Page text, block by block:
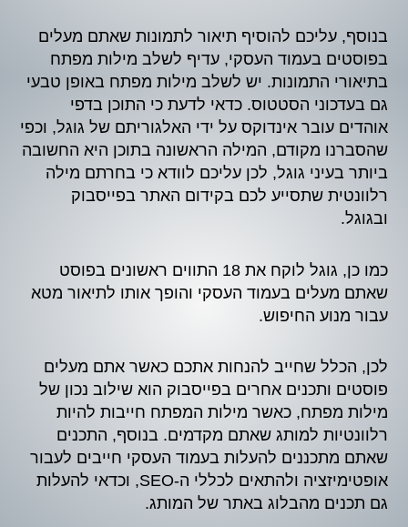
בנוסף, עליכם להוסיף תיאור לתמונות שאתם מעלים
בפוסטים בעמוד העסקי, עדיף לשלב מילות מפתח
בתיאורי התמונות. יש לשלב מילות מפתח באופן טבעי
גם בעדכוני הסטטוס. כדאי לדעת כי התוכן בדפי
אוהדים עובר אינדוקס על ידי האלגוריתם של גוגל, וכפי
שהסברנו מקודם, המילה הראשונה בתוכן היא החשובה
ביותר בעיני גוגל, לכן עליכם לוודא כי בחרתם מילה
רלוונטית שתסייע לכם בקידום האתר בפייסבוק
ובגוגל.
כמו כן, גוגל לוקח את 18 התווים ראשונים בפוסט
שאתם מעלים בעמוד העסקי והופך אותו לתיאור מטא
עבור מנוע החיפוש.
לכן, הכלל שחייב להנחות אתכם כאשר אתם מעלים
פוסטים ותכנים אחרים בפייסבוק הוא שילוב נכון של
מילות מפתח, כאשר מילות המפתח חייבות להיות
רלוונטיות למותג שאתם מקדמים. בנוסף, התכנים
שאתם מתכננים להעלות בעמוד העסקי חייבים לעבור
אופטימיזציה ולהתאים לכללי ה-SEO, וכדאי להעלות
גם תכנים מהבלוג באתר של המותג.